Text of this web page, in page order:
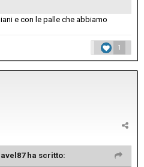
e con le palle che abbiamo
1
ha scritto: